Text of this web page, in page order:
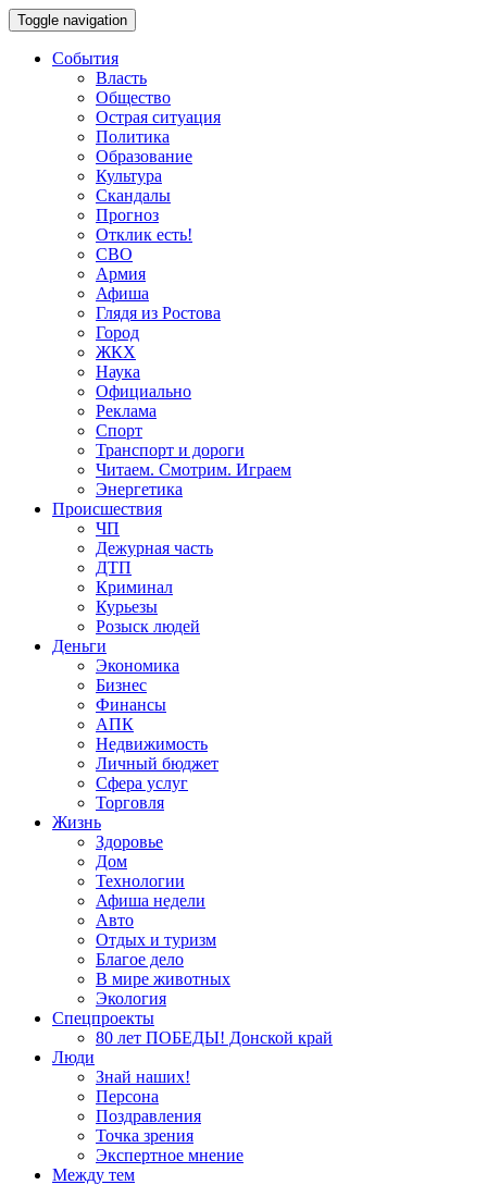
Toggle navigation
События
Власть
Общество
Острая ситуация
Политика
Образование
Культура
Скандалы
Прогноз
Отклик есть!
СВО
Армия
Афиша
Глядя из Ростова
Город
ЖКХ
Наука
Официально
Реклама
Спорт
Транспорт и дороги
Читаем. Смотрим. Играем
Энергетика
Происшествия
ЧП
Дежурная часть
ДТП
Криминал
Курьезы
Розыск людей
Деньги
Экономика
Бизнес
Финансы
АПК
Недвижимость
Личный бюджет
Сфера услуг
Торговля
Жизнь
Здоровье
Дом
Технологии
Афиша недели
Авто
Отдых и туризм
Благое дело
В мире животных
Экология
Спецпроекты
80 лет ПОБЕДЫ! Донской край
Люди
Знай наших!
Персона
Поздравления
Точка зрения
Экспертное мнение
Между тем